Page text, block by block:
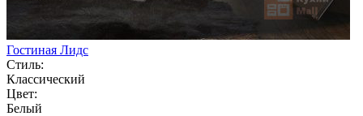
Гостиная Лидс
Стиль:
Классический
Цвет:
Белый